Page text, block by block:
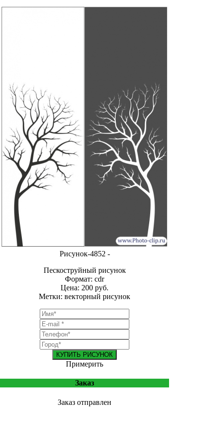
Рисунок-4852 -
Пескоструйный рисунок
Формат: cdr
Цена: 200 руб.
Метки: векторный рисунок
КУПИТЬ РИСУНОК
Примерить
Заказ
Заказ отправлен